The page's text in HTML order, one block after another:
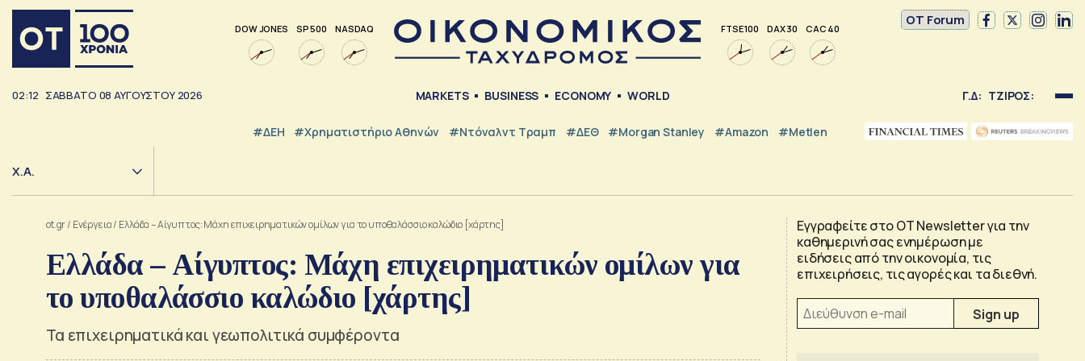
DOW JONES SP 500 NASDAQ FTSE 100 DAX 30 CAC 40
OT Forum
02:12 ΣΑΒΒΑΤΟ 08 ΑΥΓΟΥΣΤΟΥ 2026 MARKETS BUSINESS ECONOMY WORLD Γ.Δ: ΤΖΙΡΟΣ:
#ΔΕΗ #Χρηματιστήριο Αθηνών #Ντόναλντ Τραμπ #ΔΕΘ #Morgan Stanley #Amazon #Metlen
Χ.Α.
ot.gr/ Ενέργεια/ Ελλάδα – Αίγυπτος: Μάχη επιχειρηματικών ομίλων για το υποθαλάσσιο καλώδιο [χάρτης]
Ελλάδα – Αίγυπτος: Μάχη επιχειρηματικών ομίλων για
το υποθαλάσσιο καλώδιο [χάρτης]
Τα επιχειρηματικά και γεωπολιτικά συμφέροντα
Εγγραφείτε στο OT Newsletter για την
καθημερινή σας ενημέρωση με
ειδήσεις από την οικονομία, τις
επιχειρήσεις, τις αγορές και τα διεθνή.